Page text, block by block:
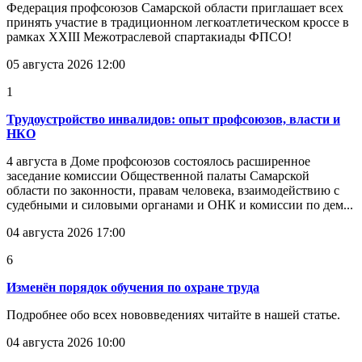
Федерация профсоюзов Самарской области приглашает всех
принять участие в традиционном легкоатлетическом кроссе в
рамках XXIII Межотраслевой спартакиады ФПСО!
05 августа 2026 12:00
1
Трудоустройство инвалидов: опыт профсоюзов, власти и
НКО
4 августа в Доме профсоюзов состоялось расширенное
заседание комиссии Общественной палаты Самарской
области по законности, правам человека, взаимодействию с
судебными и силовыми органами и ОНК и комиссии по дем...
04 августа 2026 17:00
6
Изменён порядок обучения по охране труда
Подробнее обо всех нововведениях читайте в нашей статье.
04 августа 2026 10:00